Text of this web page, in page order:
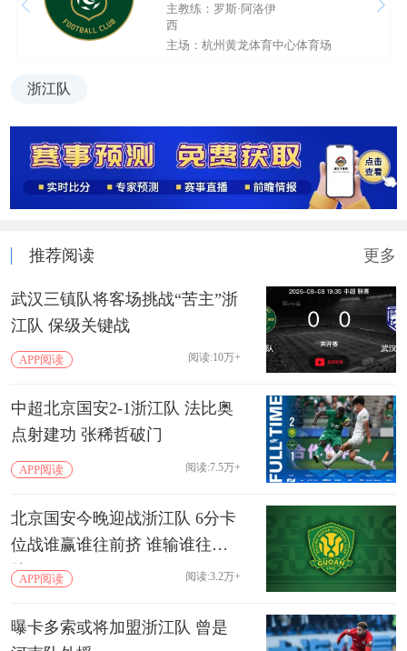
主教练：罗斯·阿洛伊
西
主场：杭州黄龙体育中心体育场
浙江队
推荐阅读 更多
武汉三镇队将客场挑战“苦主”浙
江队 保级关键战
APP阅读 阅读:10万+
中超北京国安2-1浙江队 法比奥
点射建功 张稀哲破门
APP阅读 阅读:7.5万+
北京国安今晚迎战浙江队 6分卡
位战谁赢谁往前挤 谁输谁往下
掉APP阅读 阅读:3.2万+
曝卡多索或将加盟浙江队 曾是